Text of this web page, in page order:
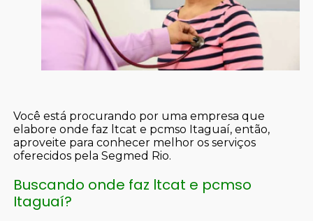
Você está procurando por uma empresa que
elabore onde faz ltcat e pcmso Itaguaí, então,
aproveite para conhecer melhor os serviços
oferecidos pela Segmed Rio.
Buscando onde faz ltcat e pcmso
Itaguaí?